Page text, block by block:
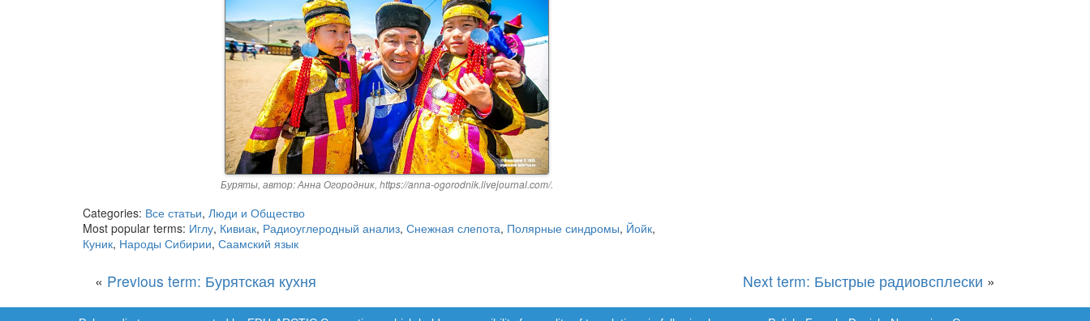
Буряты, автор: Анна Огородник, https://anna-ogorodnik.livejournal.com/.
Categories: Все статьи, Люди и Общество
Most popular terms: Иглу, Кивиак, Радиоуглеродный анализ, Снежная слепота, Полярные синдромы, Йойк,
Куник, Народы Сибирии, Саамский язык
« Previous term: Бурятская кухня Next term: Быстрые радиовсплески »